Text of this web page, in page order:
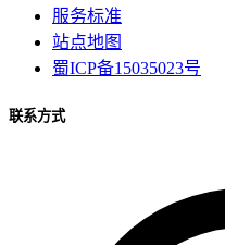
服务标准
站点地图
蜀ICP备15035023号
联系方式